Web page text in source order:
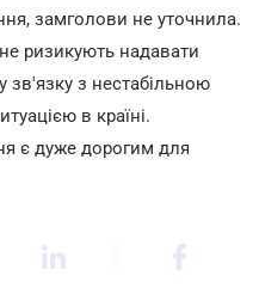
замголови не уточнила.
ризикують надавати
зв'язку з нестабільною
в країні.
є дуже дорогим для